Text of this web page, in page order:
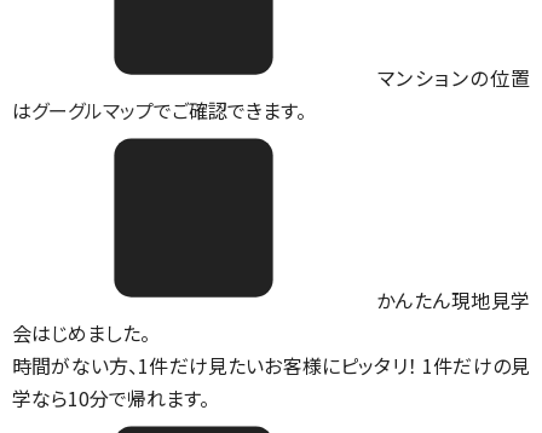
マンションの位置
はグーグルマップでご確認できます。
かんたん現地見学
会はじめました。
時間がない方、1件だけ見たいお客様にピッタリ！ 1件だけの見
学なら10分で帰れます。